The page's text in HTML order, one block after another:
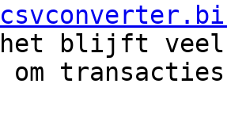
het blijft veel
om